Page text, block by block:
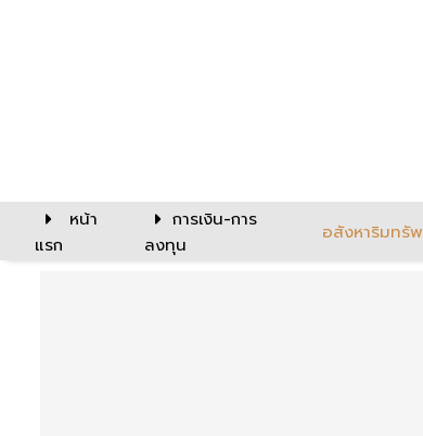
หน้า
แรก
การเงิน-การ
ลงทุน
อสังหาริมทรั